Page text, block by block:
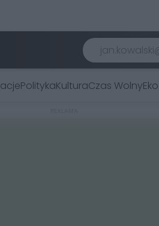
PolitykaKulturaCzas WolnyEko